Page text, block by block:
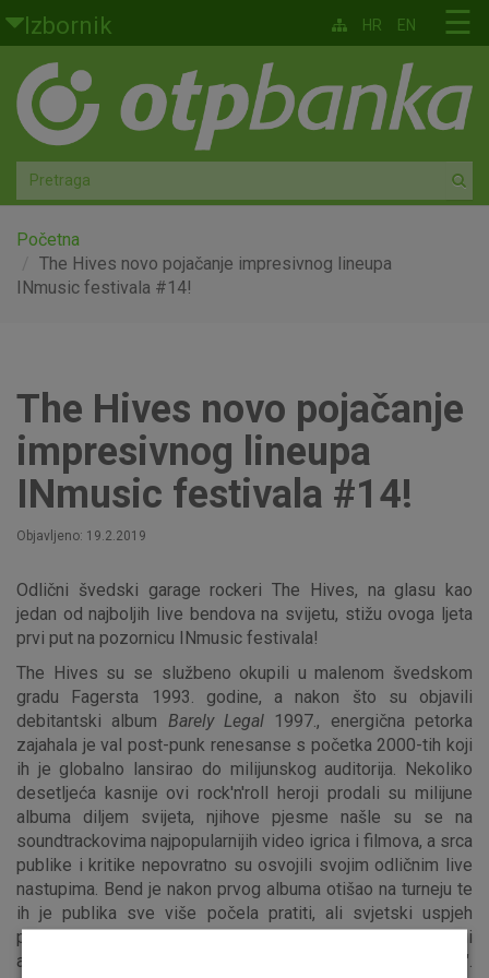
Skoči na glavni sadržaj
Izbornik
Građani
Privatno bankarstvo
Agro
Mala poduzeća i obrtnici
Srednja i velika poduzeća
Faktoring
O nama
☰
HR EN
Početna
The Hives novo pojačanje impresivnog lineupa
INmusic festivala #14!
The Hives novo pojačanje
impresivnog lineupa
INmusic festivala #14!
Objavljeno: 19.2.2019
Odlični švedski garage rockeri The Hives, na glasu kao
jedan od najboljih live bendova na svijetu, stižu ovoga ljeta
prvi put na pozornicu INmusic festivala!
The Hives su se službeno okupili u malenom švedskom
gradu Fagersta 1993. godine, a nakon što su objavili
debitantski album Barely Legal 1997., energična petorka
zajahala je val post-punk renesanse s početka 2000-tih koji
ih je globalno lansirao do milijunskog auditorija. Nekoliko
desetljeća kasnije ovi rock'n'roll heroji prodali su milijune
albuma diljem svijeta, njihove pjesme našle su se na
soundtrackovima najpopularnijih video igrica i filmova, a srca
publike i kritike nepovratno su osvojili svojim odličnim live
nastupima. Bend je nakon prvog albuma otišao na turneju te
ih je publika sve više počela pratiti, ali svjetski uspjeh
postigli su tek 2000. godine nakon što su objavili drugi
album
i singl "Hate to Say I Told You So".